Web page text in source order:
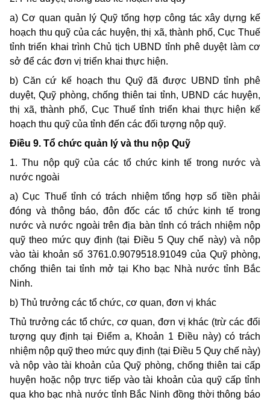
a) Cơ quan quản lý Quỹ tổng hợp công tác xây dựng kế
hoạch thu quỹ của các huyện, thị xã, thành phố, Cục Thuế
tỉnh triển khai trình Chủ tịch UBND tỉnh phê duyệt làm cơ
sở để các đơn vị triển khai thực hiện.
b) Căn cứ kế hoạch thu Quỹ đã được UBND tỉnh phê
duyệt, Quỹ phòng, chống thiên tai tỉnh, UBND các huyện,
thị xã, thành phố, Cục Thuế tỉnh triển khai thực hiện kế
hoạch thu quỹ của tỉnh đến các đối tượng nộp quỹ.
Điều 9. Tổ chức quản lý và thu nộp Quỹ
1. Thu nộp quỹ của các tổ chức kinh tế trong nước và
nước ngoài
a) Cục Thuế tỉnh có trách nhiệm tổng hợp số tiền phải
đóng và thông báo, đôn đốc các tổ chức kinh tế trong
nước và nước ngoài trên địa bàn tỉnh có trách nhiệm nộp
quỹ theo mức quy định (tại Điều 5 Quy chế này) và nộp
vào tài khoản số 3761.0.9079518.91049 của Quỹ phòng,
chống thiên tai tỉnh mở tại Kho bạc Nhà nước tỉnh Bắc
Ninh.
b) Thủ trưởng các tổ chức, cơ quan, đơn vị khác
Thủ trưởng các tổ chức, cơ quan, đơn vị khác (trừ các đối
tượng quy định tại Điểm a, Khoản 1 Điều này) có trách
nhiệm nộp quỹ theo mức quy định (tại Điều 5 Quy chế này)
và nộp vào tài khoản của Quỹ phòng, chống thiên tai cấp
huyện hoặc nộp trực tiếp vào tài khoản của quỹ cấp tỉnh
qua kho bạc nhà nước tỉnh Bắc Ninh đồng thời thông báo